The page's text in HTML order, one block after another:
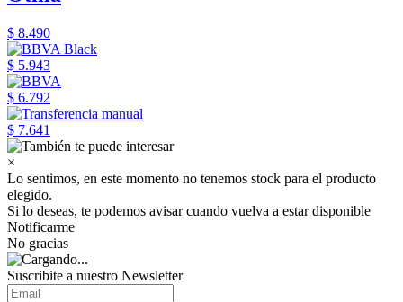
$ 8.490
$ 5.943
$ 6.792
$ 7.641
×
Lo sentimos, en este momento no tenemos stock para el producto
elegido.
Si lo deseas, te podemos avisar cuando vuelva a estar disponible
Notificarme
No gracias
Suscribite a nuestro Newsletter